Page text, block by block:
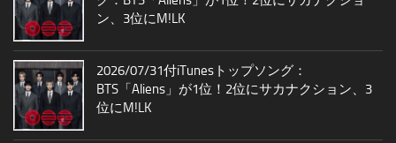
ン、3位にM!LK
2026/07/31付iTunesトップソング：
BTS「Aliens」が1位！2位にサカナクション、3
位にM!LK